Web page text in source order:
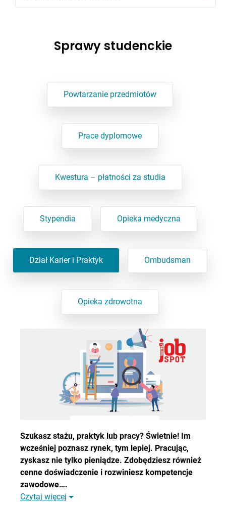
Sprawy studenckie
Powtarzanie przedmiotów
Prace dyplomowe
Kwestura – płatności za studia
Stypendia Opieka medyczna
Dział Karier i Praktyk Ombudsman
Opieka zdrowotna
Szukasz stażu, praktyk lub pracy? Świetnie! Im
wcześniej poznasz rynek, tym lepiej. Pracując,
zyskasz nie tylko pieniądze. Zdobędziesz również
cenne doświadczenie i rozwiniesz kompetencje
zawodowe….
Czytaj więcej